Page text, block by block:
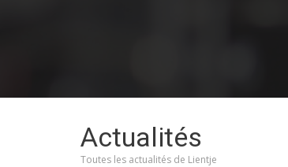
Actualités
Toutes les actualités de Lientje